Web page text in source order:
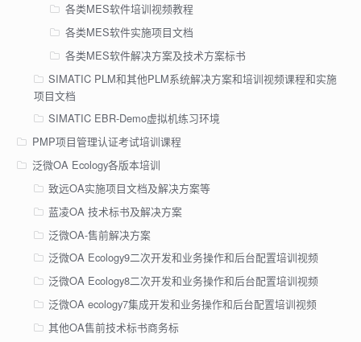
各类MES软件培训视频教程
各类MES软件实施项目文档
各类MES软件解决方案及技术方案标书
SIMATIC PLM和其他PLM系统解决方案和培训视频课程和实施
项目文档
SIMATIC EBR-Demo虚拟机练习环境
PMP项目管理认证考试培训课程
泛微OA Ecology各版本培训
致远OA实施项目文档及解决方案等
蓝凌OA 技术标书及解决方案
泛微OA-售前解决方案
泛微OA Ecology9二次开发和业务操作和后台配置培训视频
泛微OA Ecology8二次开发和业务操作和后台配置培训视频
泛微OA ecology7集成开发和业务操作和后台配置培训视频
其他OA售前技术标书商务标